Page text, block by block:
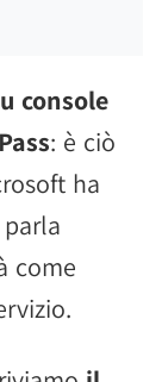
console
: è ciò
ha
come